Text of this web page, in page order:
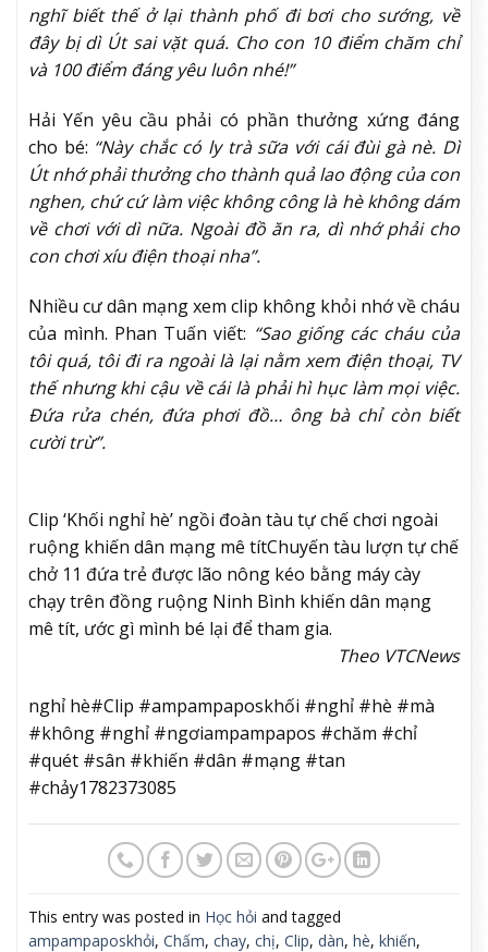
nghĩ biết thế ở lại thành phố đi bơi cho sướng, về
đây bị dì Út sai vặt quá. Cho con 10 điểm chăm chỉ
và 100 điểm đáng yêu luôn nhé!”
Hải Yến yêu cầu phải có phần thưởng xứng đáng
cho bé: “Này chắc có ly trà sữa với cái đùi gà nè. Dì
Út nhớ phải thưởng cho thành quả lao động của con
nghen, chứ cứ làm việc không công là hè không dám
về chơi với dì nữa. Ngoài đồ ăn ra, dì nhớ phải cho
con chơi xíu điện thoại nha”.
Nhiều cư dân mạng xem clip không khỏi nhớ về cháu
của mình. Phan Tuấn viết: “Sao giống các cháu của
tôi quá, tôi đi ra ngoài là lại nằm xem điện thoại, TV
thế nhưng khi cậu về cái là phải hì hục làm mọi việc.
Đứa rửa chén, đứa phơi đồ… ông bà chỉ còn biết
cười trừ”.
Clip ‘Khối nghỉ hè’ ngồi đoàn tàu tự chế chơi ngoài
ruộng khiến dân mạng mê títChuyến tàu lượn tự chế
chở 11 đứa trẻ được lão nông kéo bằng máy cày
chạy trên đồng ruộng Ninh Bình khiến dân mạng
mê tít, ước gì mình bé lại để tham gia.
Theo VTCNews
nghỉ hè#Clip #ampampaposkhối #nghỉ #hè #mà
#không #nghỉ #ngơiampampapos #chăm #chỉ
#quét #sân #khiến #dân #mạng #tan
#chảy1782373085
This entry was posted in Học hỏi and tagged
ampampaposkhỏi, Chấm, chay, chị, Clip, dàn, hè, khiến,